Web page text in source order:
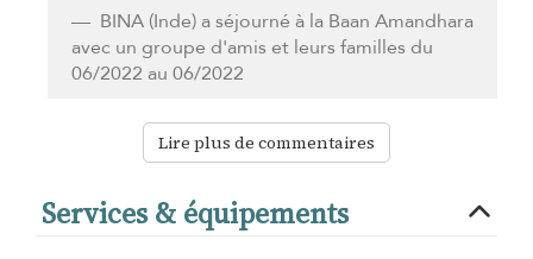
BINA (Inde) a séjourné à la Baan Amandhara
avec un groupe d'amis et leurs familles du
06/2022 au 06/2022
Lire plus de commentaires
Services & équipements